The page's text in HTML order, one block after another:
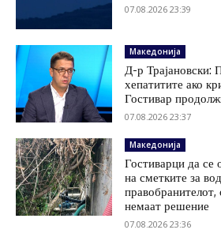
07.08.2026 23:39
Македонија
Д-р Трајановски:
хепатитите ако
Гостивар
07.08.2026 23:37
Македонија
Гостиварци да се
на сметките за
немаат решение
07.08.2026 23:36